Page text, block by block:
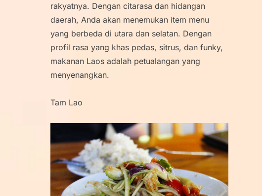
rakyatnya. Dengan citarasa dan hidangan
daerah, Anda akan menemukan item menu
yang berbeda di utara dan selatan. Dengan
profil rasa yang khas pedas, sitrus, dan funky,
makanan Laos adalah petualangan yang
menyenangkan.
Tam Lao